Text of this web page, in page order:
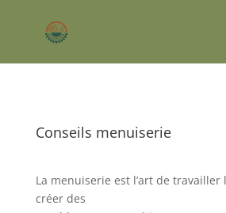
Conseils menuiserie
La menuiserie est l’art de travailler
créer des